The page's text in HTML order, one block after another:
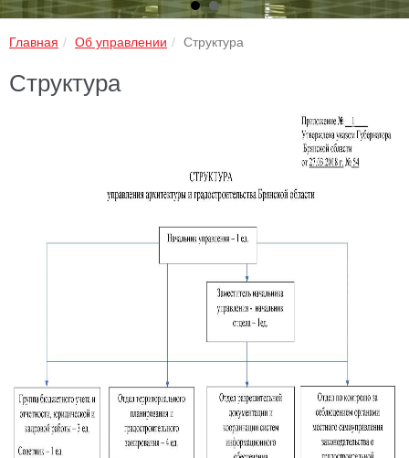
Главная Об управлении Структура
Структура